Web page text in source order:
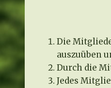
Die
auszuüben
Durch die
Jedes